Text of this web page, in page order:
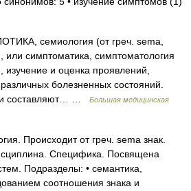
семиология (от греч. sema,
или симптоматика, симптоматология
и оценка проявлений,
болезненных состояний.
составляют… …
Большая медицинская
Происходит от греч. sema знак.
Специфика. Посвящена
Подразделы: • семантика,
соотношения знака и